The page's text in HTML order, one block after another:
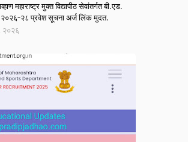
महाराष्ट्र मुक्त विद्यापीठ सेवांतर्गत बी.एड.
२०२६-२८ प्रवेश सूचना अर्ज लिंक मुदत.